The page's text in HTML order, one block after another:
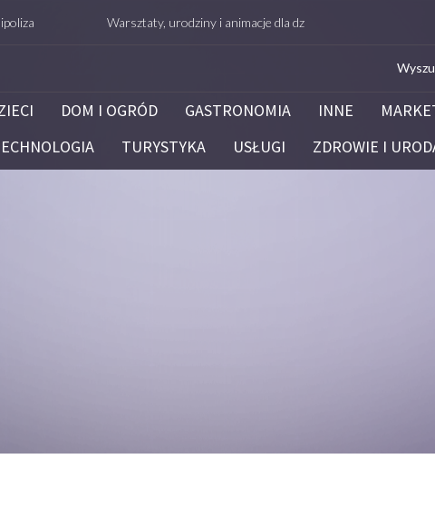
Warsztaty, urodziny i animacje dla dzieci – Białystok – potrafie.edu.pl
DOM I OGRÓD GASTRONOMIA INNE
TURYSTYKA USŁUGI ZDROWIE I